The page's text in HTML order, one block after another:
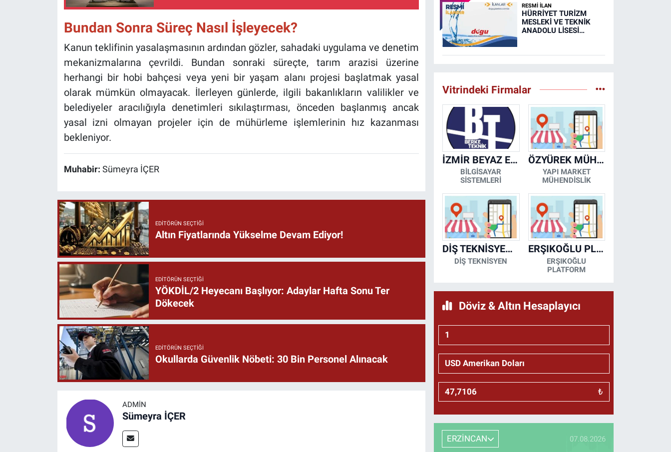
Bundan Sonra Süreç Nasıl İşleyecek?
Kanun teklifinin yasalaşmasının ardından gözler, sahadaki uygulama ve denetim
mekanizmalarına çevrildi. Bundan sonraki süreçte, tarım arazisi üzerine
herhangi bir hobi bahçesi veya yeni bir yaşam alanı projesi başlatmak yasal
olarak mümkün olmayacak. İlerleyen günlerde, ilgili bakanlıkların valilikler ve
belediyeler aracılığıyla denetimleri sıkılaştırması, önceden başlanmış ancak
yasal izni olmayan projeler için de mühürleme işlemlerinin hız kazanması
bekleniyor.
Muhabir: Sümeyra İÇER
EDITÖRÜN SEÇTIĞI
Altın Fiyatlarında Yükselme Devam Ediyor!
EDITÖRÜN SEÇTIĞI
YÖKDİL/2 Heyecanı Başlıyor: Adaylar Hafta Sonu Ter
Dökecek
EDITÖRÜN SEÇTIĞI
Okullarda Güvenlik Nöbeti: 30 Bin Personel Alınacak
ADMIN
Sümeyra İÇER
RESMİ İLAN
HÜRRİYET TURİZM
MESLEKİ VE TEKNİK
ANADOLU LİSESİ
YEMEKHANELERİNİN
Vitrindeki Firmalar
İZMİR BEYAZ EŞYA KLİMA KOMBİ SERVİSİ
BİLGİSAYAR
SİSTEMLERİ
ÖZYÜREK MÜHENDİSLİK
YAPI MARKET
MÜHENDİSLİK
DİŞ TEKNİSYENİ- MESUT KORKMAZ
DİŞ TEKNİSYEN
ERŞIKOĞLU PLATFORM
ERŞIKOĞLU
PLATFORM
Döviz & Altın Hesaplayıcı
₺
ERZİNCAN 07.08.2026